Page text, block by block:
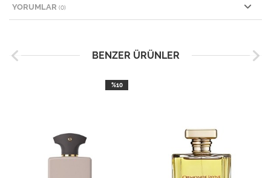
YORUMLAR (0)
BENZER ÜRÜNLER
%10